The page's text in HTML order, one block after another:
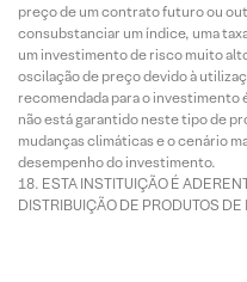
preço de um contrato futuro ou
consubstanciar um índice, uma
um investimento de risco muito
oscilação de preço devido à
recomendada para o
não está garantido neste tipo de
mudanças climáticas e o cenário
desempenho do investimento.
ESTA INSTITUIÇÃO É
DISTRIBUIÇÃO DE PRODUTOS